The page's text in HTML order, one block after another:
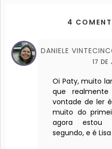
4
DANIELE
17 DE
Oi Paty, muito
que
vontade de ler
muito do
agora estou
segundo, e é